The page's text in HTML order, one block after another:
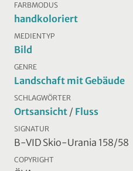
FARBMODUS
handkoloriert
MEDIENTYP
Bild
GENRE
Landschaft mit Gebäude
SCHLAGWÖRTER
Ortsansicht / Fluss
SIGNATUR
B-VID Skio-Urania 158/58
COPYRIGHT